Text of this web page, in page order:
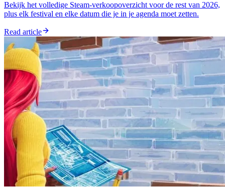
Bekijk het volledige Steam-verkoopoverzicht voor de rest van 2026,
plus elk festival en elke datum die je in je agenda moet zetten.
Read article